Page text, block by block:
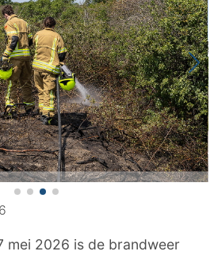
mei 2026 is de brandweer